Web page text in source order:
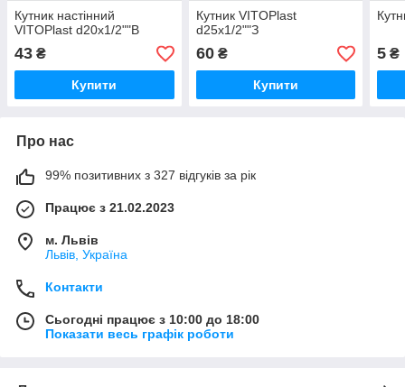
Кутник настінний
VITOPlast d20х1/2""В
43 ₴
Купити
Кутник VITOPlast
d25х1/2""З
60₴
Купити
5 ₴
Про нас
99% позитивних з 327 відгуків за рік
Працює з 21.02.2023
м. Львів
Львів, Україна
Контакти
Сьогодні працює з 10:00 до 18:00
Показати весь графік роботи